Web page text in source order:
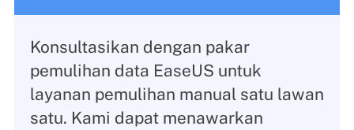
Konsultasikan dengan pakar
pemulihan data EaseUS untuk
layanan pemulihan manual satu lawan
satu. Kami dapat menawarkan